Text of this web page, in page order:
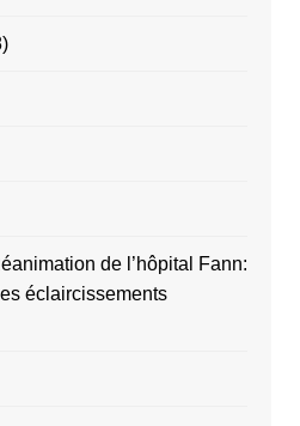
de l’hôpital Fann:
éclaircissements